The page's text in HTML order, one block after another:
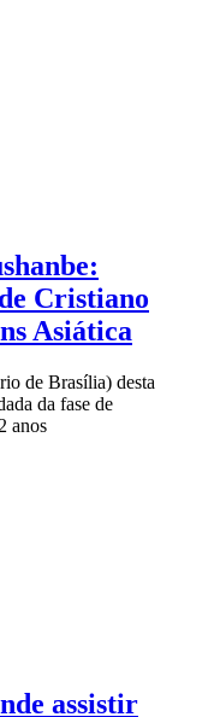
Cristiano
Asiática
de Brasília) desta
da fase de
anos
assistir